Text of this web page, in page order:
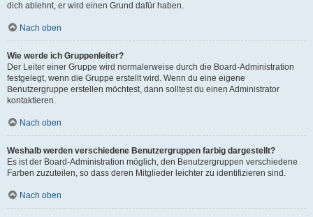
dich ablehnt, er wird einen Grund dafür haben.
Nach oben
Wie werde ich Gruppenleiter?
Der Leiter einer Gruppe wird normalerweise durch die Board-Administration
festgelegt, wenn die Gruppe erstellt wird. Wenn du eine eigene
Benutzergruppe erstellen möchtest, dann solltest du einen Administrator
kontaktieren.
Nach oben
Weshalb werden verschiedene Benutzergruppen farbig dargestellt?
Es ist der Board-Administration möglich, den Benutzergruppen verschiedene
Farben zuzuteilen, so dass deren Mitglieder leichter zu identifizieren sind.
Nach oben